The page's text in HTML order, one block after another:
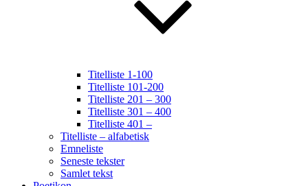
Titelliste 1-100
Titelliste 101-200
Titelliste 201 – 300
Titelliste 301 – 400
Titelliste 401 –
Titelliste – alfabetisk
Emneliste
Seneste tekster
Samlet tekst